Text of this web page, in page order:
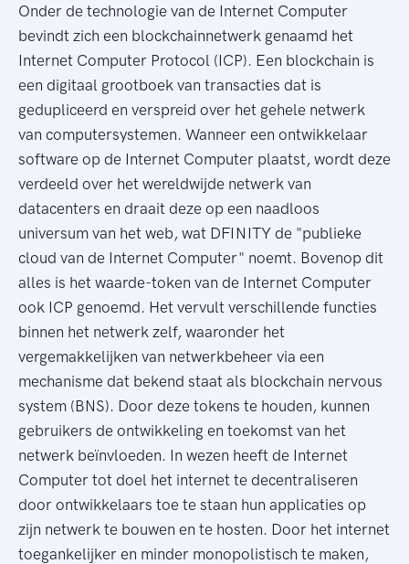
Onder de technologie van de Internet Computer
bevindt zich een blockchainnetwerk genaamd het
Internet Computer Protocol (ICP). Een blockchain is
een digitaal grootboek van transacties dat is
gedupliceerd en verspreid over het gehele netwerk
van computersystemen. Wanneer een ontwikkelaar
software op de Internet Computer plaatst, wordt deze
verdeeld over het wereldwijde netwerk van
datacenters en draait deze op een naadloos
universum van het web, wat DFINITY de "publieke
cloud van de Internet Computer" noemt. Bovenop dit
alles is het waarde-token van de Internet Computer
ook ICP genoemd. Het vervult verschillende functies
binnen het netwerk zelf, waaronder het
vergemakkelijken van netwerkbeheer via een
mechanisme dat bekend staat als blockchain nervous
system (BNS). Door deze tokens te houden, kunnen
gebruikers de ontwikkeling en toekomst van het
netwerk beïnvloeden. In wezen heeft de Internet
Computer tot doel het internet te decentraliseren
door ontwikkelaars toe te staan hun applicaties op
zijn netwerk te bouwen en te hosten. Door het internet
toegankelijker en minder monopolistisch te maken,